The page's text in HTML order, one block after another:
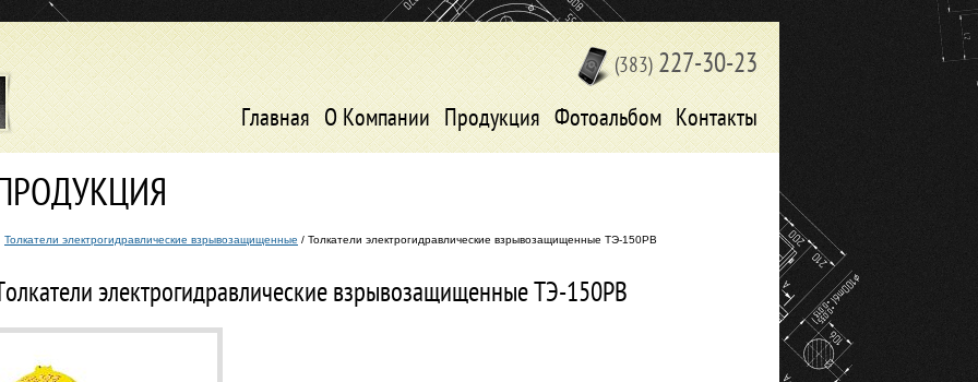
(383)227-30-23
Главная О Компании Продукция Фотоальбом Контакты
Толкатели электрогидравлические взрывозащищенные / Толкатели электрогидравлические взрывозащищенные ТЭ-150РВ
электрогидравлические взрывозащищенные ТЭ-150РВ